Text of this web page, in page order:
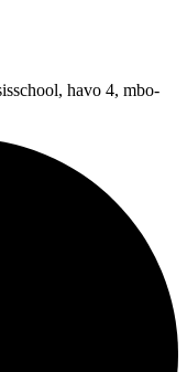
havo 4, mbo-